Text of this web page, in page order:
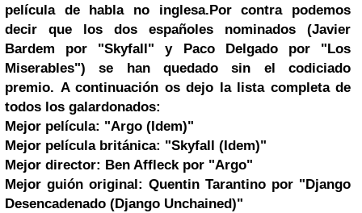
película de habla no inglesa.Por contra podemos
decir que los dos españoles nominados (Javier
Bardem por "Skyfall" y Paco Delgado por "Los
Miserables") se han quedado sin el codiciado
premio. A continuación os dejo la lista completa de
todos los galardonados:
Mejor película: "Argo (Idem)"
Mejor película británica: "Skyfall (Idem)"
Mejor director: Ben Affleck por "Argo"
Mejor guión original: Quentin Tarantino por "Django
Desencadenado (Django Unchained)"